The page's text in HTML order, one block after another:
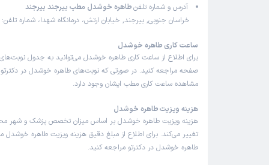
آدرس و شماره تلفنطاهره خوشدل مطب بیرجند بیرجند
خراسان جنوبی, بیرجند, خیابان ارتش، درمانگاه شهدا، شماره تلفن:
ساعت کاری طاهره خوشدل
برای اطلاع از ساعت کاری طاهره خوشدل می‌توانید به جدول
صفحه مراجعه کنید. در صورتی که نوبت‌های طاهره خوشدل در دکترتو
مشاهده ساعت کاری مطب ایشان وجود دارد.
هزینه ویزیت طاهره خوشدل
هزینه ویزیت طاهره خوشدل بر اساس میزان تخصص پزشک و شهر
تغییر می‌کند. برای اطلاع از مبلغ دقیق هزینه ویزیت طاهره خوشدل
طاهره خوشدل در دکترتو مراجعه کنید.